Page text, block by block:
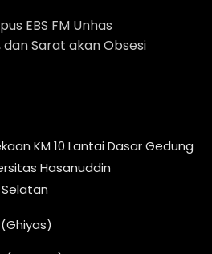
EBS FM Unhas
dan Sarat akan Obsesi
KM 10 Lantai Dasar Gedung
Hasanuddin